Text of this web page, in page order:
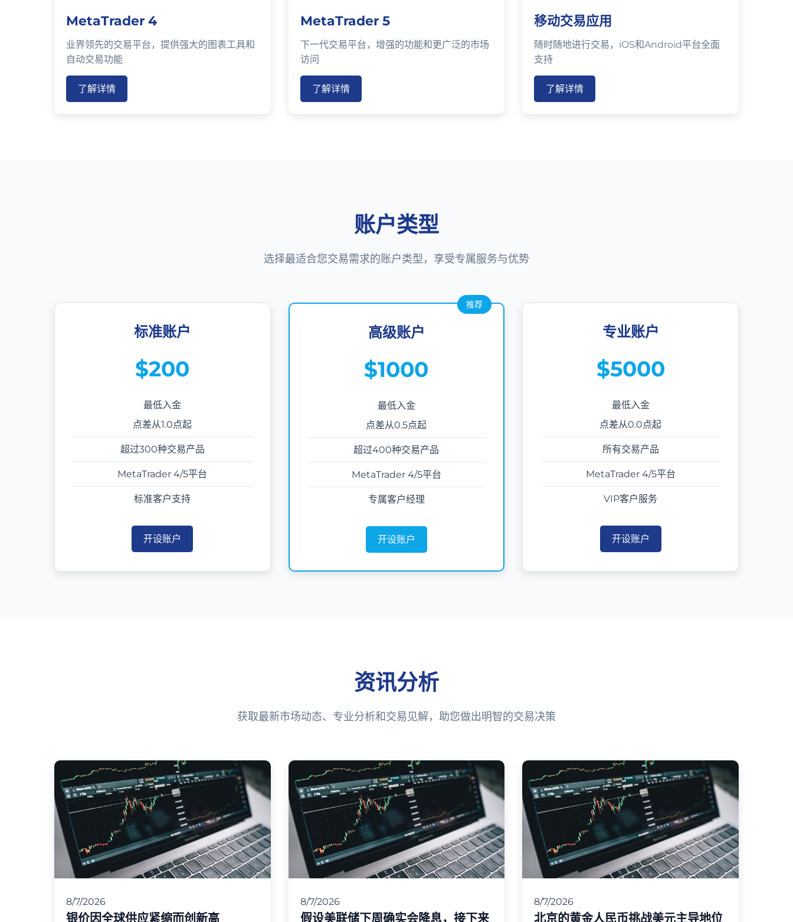
MetaTrader 4
业界领先的交易平台，提供强大的图表工具和
自动交易功能
了解详情
MetaTrader 5
下一代交易平台，增强的功能和更广泛的市场
访问
了解详情
移动交易应用
随时随地进行交易，iOS和Android平台全面
支持
了解详情
账户类型
选择最适合您交易需求的账户类型，享受专属服务与优势
标准账户
$200
最低入金
点差从1.0点起
超过300种交易产品
MetaTrader 4/5平台
标准客户支持
开设账户
高级账户
$1000
最低入金
点差从0.5点起
超过400种交易产品
MetaTrader 4/5平台
专属客户经理
开设账户
专业账户
$5000
最低入金
点差从0.0点起
所有交易产品
MetaTrader 4/5平台
VIP客户服务
开设账户
资讯分析
获取最新市场动态、专业分析和交易见解，助您做出明智的交易决策
8/7/2026
银价因全球供应紧缩而创新高
8/7/2026
假设美联储下周确实会降息，接下来
8/7/2026
北京的黄金人民币挑战美元主导地位